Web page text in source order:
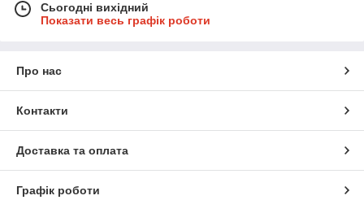
Сьогодні вихідний
Показати весь графік роботи
Про нас
Контакти
Доставка та оплата
Графік роботи